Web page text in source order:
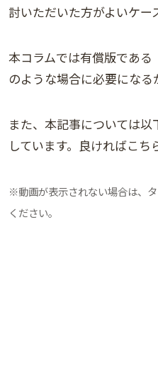
討いただいた方がよいケー
本コラムでは有償版である
のような場合に必要になる
また、本記事については
しています。良ければこち
※動画が表示されない場合は、
ください。